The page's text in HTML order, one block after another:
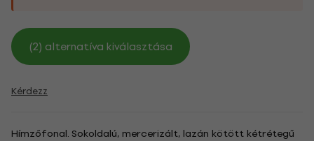
(2) alternatíva kiválasztása
Kérdezz
Hímzőfonal. Sokoldalú, mercerizált, lazán kötött kétrétegű